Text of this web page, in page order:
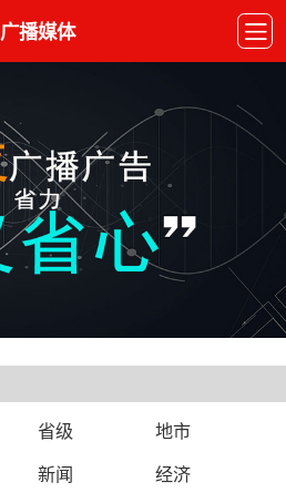
广播媒体
省级
地市
新闻
经济